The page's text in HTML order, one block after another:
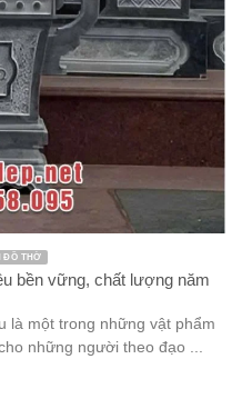
ĐỒ THỜ
bền vững, chất lượng năm
là một trong những vật phẩm
những người theo đạo ...